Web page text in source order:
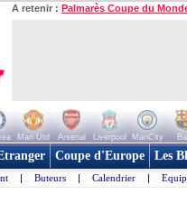
A retenir : Palmarès Coupe du
Man Utd Arsenal Liverpool ManCity
Coupe d'Europe Les
| Buteurs | Calendrier |